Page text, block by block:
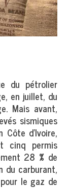
du pétrolier
en juillet, du
Mais avant,
sismiques
d’Ivoire,
cinq permis
28 % de
du carburant,
le gaz de